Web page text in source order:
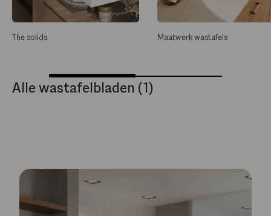
The solids Maatwerk wastafels
Alle wastafelbladen (1)